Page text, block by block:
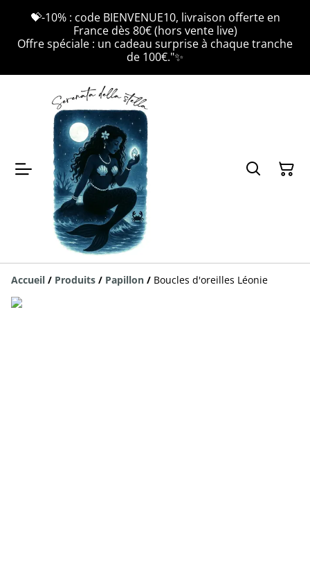
💝-10% : code BIENVENUE10, livraison offerte en
France dès 80€ (hors vente live)
Offre spéciale : un cadeau surprise à chaque tranche
de 100€."✨
Accueil / Produits / Papillon / Boucles d'oreilles Léonie